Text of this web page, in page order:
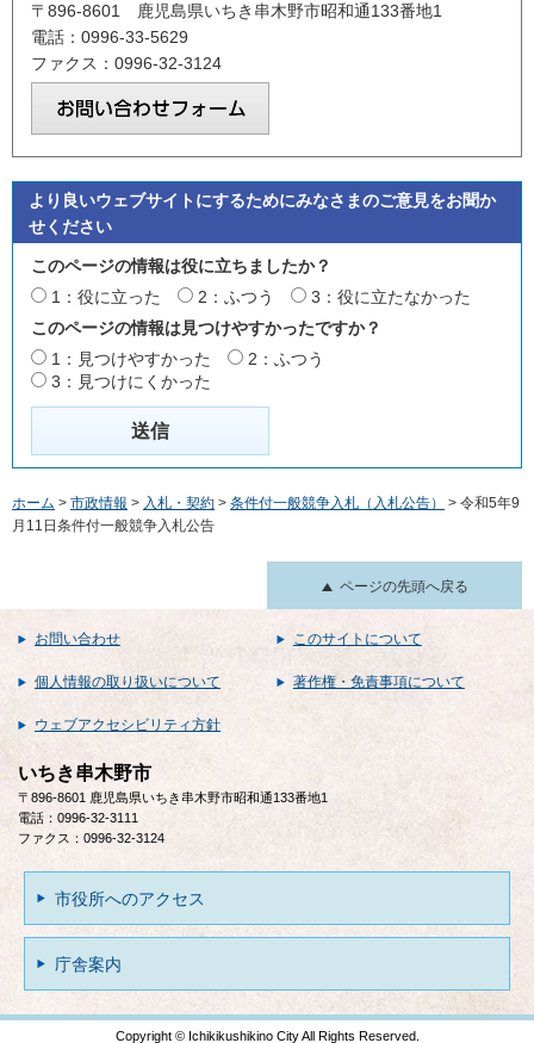
〒896-8601 鹿児島県いちき串木野市昭和通133番地1
電話：0996-33-5629
ファクス：0996-32-3124
より良いウェブサイトにするためにみなさまのご意見をお聞か
せください
このページの情報は役に立ちましたか？
1：役に立った
2：ふつう
3：役に立たなかった
このページの情報は見つけやすかったですか？
1：見つけやすかった
2：ふつう
3：見つけにくかった
ホーム > 市政情報 > 入札・契約 > 条件付一般競争入札（入札公告）
> 令和5年9
月11日条件付一般競争入札公告
ページの先頭へ戻る
お問い合わせ このサイトについて
個人情報の取り扱いについて 著作権・免責事項について
ウェブアクセシビリティ方針
いちき串木野市
〒896-8601 鹿児島県いちき串木野市昭和通133番地1
電話：0996-32-3111
ファクス：0996-32-3124
市役所へのアクセス
庁舎案内
Copyright © Ichikikushikino City All Rights Reserved.